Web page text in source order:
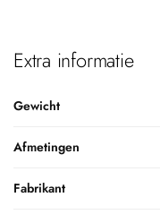
Extra informatie
Gewicht
Afmetingen
Fabrikant